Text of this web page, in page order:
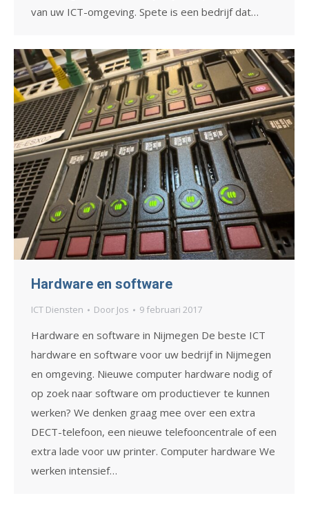
van uw ICT-omgeving. Spete is een bedrijf dat…
Hardware en software
ICT Diensten Door Jos 9 februari 2017
Hardware en software in Nijmegen De beste ICT
hardware en software voor uw bedrijf in Nijmegen
en omgeving. Nieuwe computer hardware nodig of
op zoek naar software om productiever te kunnen
werken? We denken graag mee over een extra
DECT-telefoon, een nieuwe telefooncentrale of een
extra lade voor uw printer. Computer hardware We
werken intensief…